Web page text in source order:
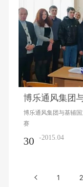
博乐通风集团与基辅
赛
30 -2015.04
1 2